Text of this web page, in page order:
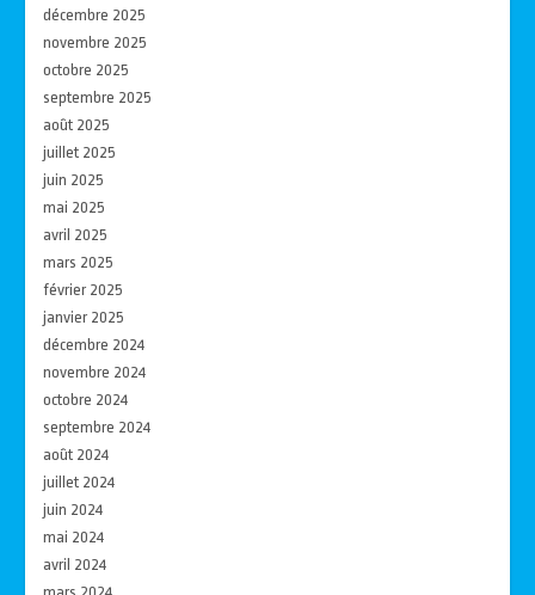
décembre 2025
novembre 2025
octobre 2025
septembre 2025
août 2025
juillet 2025
juin 2025
mai 2025
avril 2025
mars 2025
février 2025
janvier 2025
décembre 2024
novembre 2024
octobre 2024
septembre 2024
août 2024
juillet 2024
juin 2024
mai 2024
avril 2024